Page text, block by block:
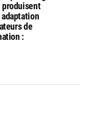
produisent
de
: